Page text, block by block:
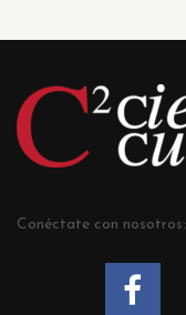
Conéctate con nosotros: